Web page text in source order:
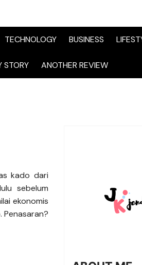
TECHNOLOGY BUSINESS
STORY ANOTHER REVIEW
kado dari
sebelum
ekonomis